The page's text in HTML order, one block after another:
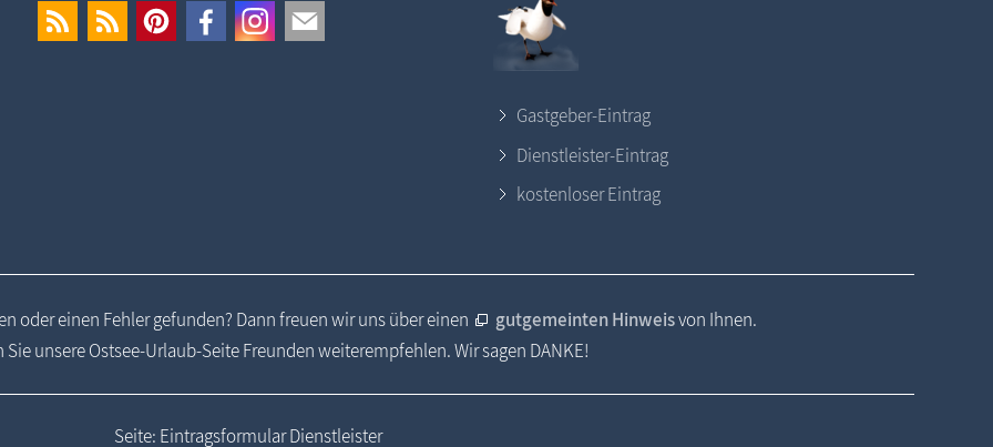
Gastgeber-Eintrag
Dienstleister-Eintrag
kostenloser Eintrag
oder einen Fehler gefunden? Dann freuen wir uns über einen gutgemeinten Hinweisvon Ihnen.
Sie unsere Ostsee-Urlaub-Seite Freunden weiterempfehlen. Wir sagen DANKE!
Seite: Eintragsformular Dienstleister